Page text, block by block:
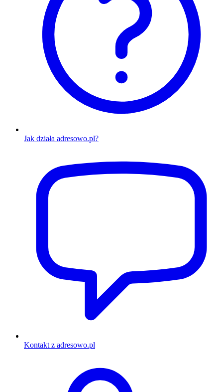
Jak działa adresowo.pl?
Kontakt z adresowo.pl